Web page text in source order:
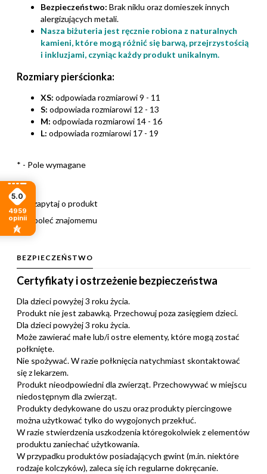
Bezpieczeństwo: Brak niklu oraz domieszek innych
alergizujących metali.
Nasza biżuteria jest ręcznie robiona z naturalnych
kamieni, które mogą różnić się barwą, przejrzystością
i inkluzjami, czyniąc każdy produkt unikalnym.
Rozmiary pierścionka:
XS: odpowiada rozmiarowi 9 - 11
S: odpowiada rozmiarowi 12 - 13
M: odpowiada rozmiarowi 14 - 16
L: odpowiada rozmiarowi 17 - 19
* - Pole wymagane
zapytaj o produkt
poleć znajomemu
BEZPIECZEŃSTWO
Certyfikaty i ostrzeżenie bezpieczeństwa
Dla dzieci powyżej 3 roku życia.
Produkt nie jest zabawką. Przechowuj poza zasięgiem dzieci.
Dla dzieci powyżej 3 roku życia.
Może zawierać małe lub/i ostre elementy, które mogą zostać
połknięte.
Nie spożywać. W razie połknięcia natychmiast skontaktować
się z lekarzem.
Produkt nieodpowiedni dla zwierząt. Przechowywać w miejscu
niedostępnym dla zwierząt.
Produkty dedykowane do uszu oraz produkty piercingowe
można użytkować tylko do wygojonych przekłuć.
W razie stwierdzenia uszkodzenia któregokolwiek z elementów
produktu zaniechać użytkowania.
W przypadku produktów posiadających gwint (m.in. niektóre
rodzaje kolczyków), zaleca się ich regularne dokręcanie.
5.0
4959
opinii